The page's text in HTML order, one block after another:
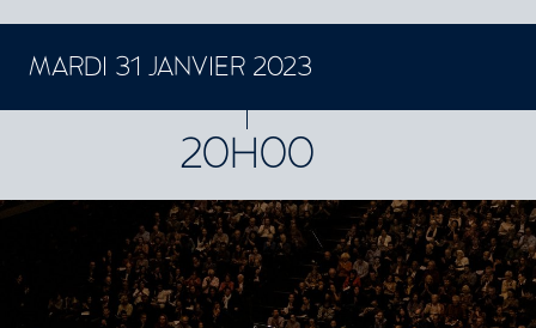
MARDI 31 JANVIER 2023
20H00